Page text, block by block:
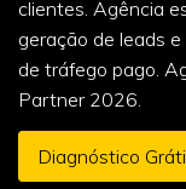
clientes. Agência
geração de leads
de tráfego pago.
Partner 2026.
Diagnóstico